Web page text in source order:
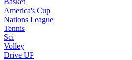
Basket
America's Cup
Nations League
Tennis
Sci
Volley
Drive UP